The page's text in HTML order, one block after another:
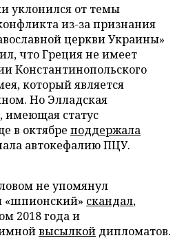
уклонился от темы
из-за признания
церкви Украины»
что Греция не имеет
Константинопольского
который является
Но Элладская
имеющая статус
в октябре поддержала
автокефалию ПЦУ.
не упомянул
«шпионский» скандал,
2018 года и
высылкой дипломатов.